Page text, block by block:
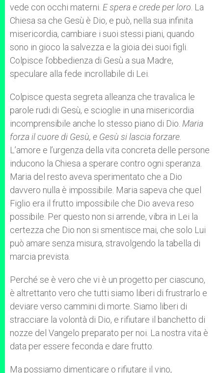
vede con occhi materni. E spera e crede per loro. La
Chiesa sa che Gesù è Dio, e può, nella sua infinita
misericordia, cambiare i suoi stessi piani, quando
sono in gioco la salvezza e la gioia dei suoi figli.
Colpisce l’obbedienza di Gesù a sua Madre,
speculare alla fede incrollabile di Lei.
Colpisce questa segreta alleanza che travalica le
parole rudi di Gesù, e scioglie in una misericordia
incomprensibile anche lo stesso piano di Dio. Maria
forza il cuore di Gesù, e Gesù si lascia forzare.
L’amore e l’urgenza della vita concreta delle persone
inducono la Chiesa a sperare contro ogni speranza.
Maria del resto aveva sperimentato che a Dio
davvero nulla è impossibile. Maria sapeva che quel
Figlio era il frutto impossibile che Dio aveva reso
possibile. Per questo non si arrende, vibra in Lei la
certezza che Dio non si smentisce mai, che solo Lui
può amare senza misura, stravolgendo la tabella di
marcia prevista.
Perché se è vero che vi è un progetto per ciascuno,
è altrettanto vero che tutti siamo liberi di frustrarlo e
deviare verso cammini di morte. Siamo liberi di
stracciare la volontà di Dio, e rifiutare il banchetto di
nozze del Vangelo preparato per noi. La nostra vita è
data per essere feconda e dare frutto.
Ma possiamo dimenticare o rifiutare il vino,